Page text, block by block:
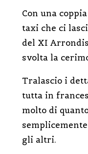
Con una
taxi che ci
del XI
svolta la
Tralascio i
tutta in
molto di
s
gli altri.